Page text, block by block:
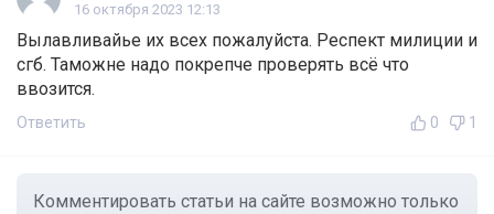
16 октября 2023 12:13
Вылавливайье их всех пожалуйста. Респект милиции и
сгб. Таможне надо покрепче проверять всё что
ввозится.
Ответить 0 1
Комментировать статьи на сайте возможно только